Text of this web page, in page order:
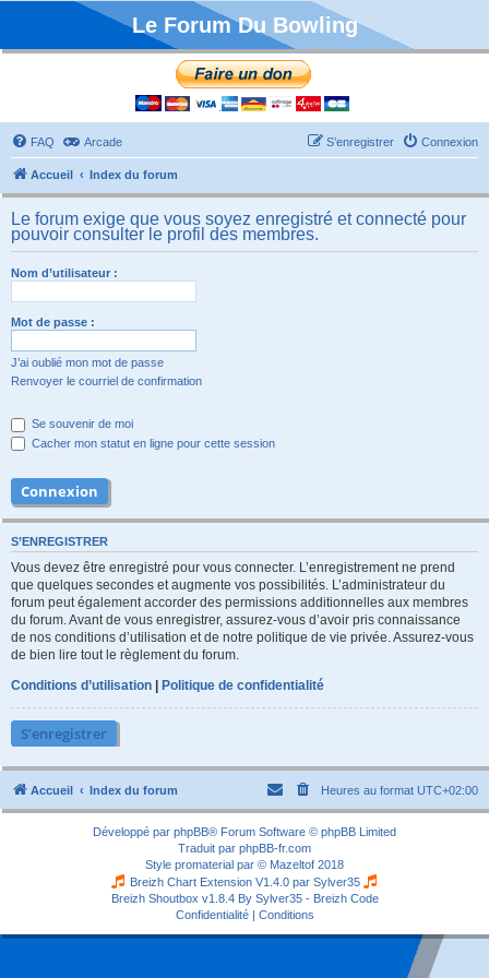
Le Forum Du Bowling
FAQ Arcade Connexion
S’enregistrer
Accueil Index du forum
Le forum exige que vous soyez enregistré et connecté pour
pouvoir consulter le profil des membres.
Nom d’utilisateur :
Mot de passe :
J’ai oublié mon mot de passe
Renvoyer le courriel de confirmation
Se souvenir de moi
Cacher mon statut en ligne pour cette session
S’ENREGISTRER
Vous devez être enregistré pour vous connecter. L’enregistrement ne prend
que quelques secondes et augmente vos possibilités. L’administrateur du
forum peut également accorder des permissions additionnelles aux membres
du forum. Avant de vous enregistrer, assurez-vous d’avoir pris connaissance
de nos conditions d’utilisation et de notre politique de vie privée. Assurez-vous
de bien lire tout le règlement du forum.
Conditions d’utilisation | Politique de confidentialité
S’enregistrer
Accueil Index du forum Heures au format UTC+02:00
Développé par phpBB® Forum Software © phpBB Limited
Traduit par phpBB-fr.com
Style promaterial par © Mazeltof 2018
Breizh Chart Extension V1.4.0 par Sylver35
Breizh Shoutbox v1.8.4 By Sylver35 - Breizh Code
Confidentialité| Conditions